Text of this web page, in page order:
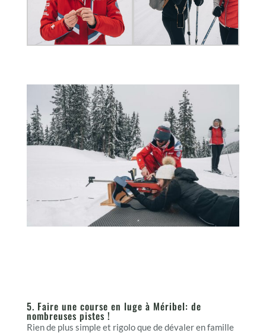
5. Faire une course en luge à Méribel: de
nombreuses pistes !
Rien de plus simple et rigolo que de dévaler en famille